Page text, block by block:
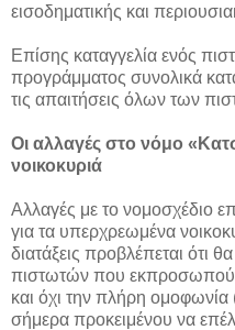
εισοδηματικής και
Επίσης καταγγελία ενός
προγράμματος συνολικά
τις απαιτήσεις όλων των
Οι αλλαγές στο νόμο
νοικοκυριά
Αλλαγές με το νομοσχέδιο
για τα υπερχρεωμένα
διατάξεις προβλέπεται ότι
πιστωτών που
και όχι την πλήρη
σήμερα προκειμένου να